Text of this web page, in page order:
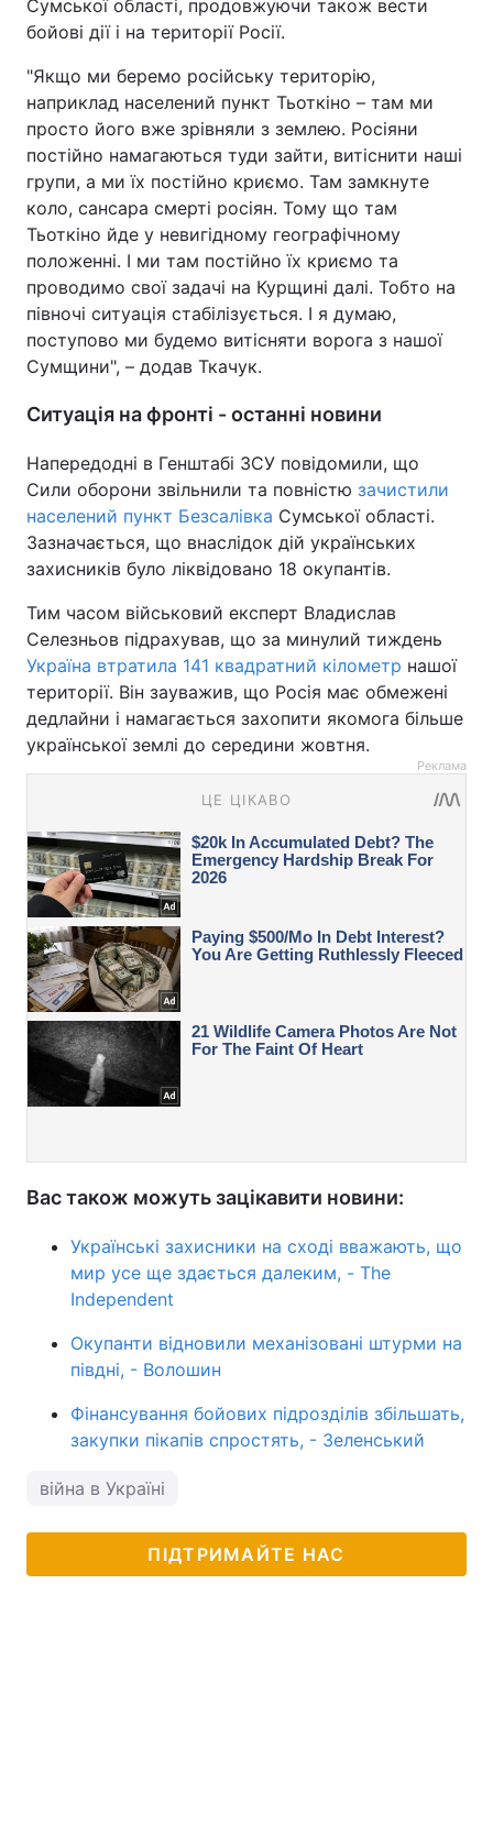
Сумської області, продовжуючи також вести
бойові дії і на території Росії.
"Якщо ми беремо російську територію,
наприклад населений пункт Тьоткіно – там ми
просто його вже зрівняли з землею. Росіяни
постійно намагаються туди зайти, витіснити наші
групи, а ми їх постійно криємо. Там замкнуте
коло, сансара смерті росіян. Тому що там
Тьоткіно йде у невигідному географічному
положенні. І ми там постійно їх криємо та
проводимо свої задачі на Курщині далі. Тобто на
півночі ситуація стабілізується. І я думаю,
поступово ми будемо витісняти ворога з нашої
Сумщини", – додав Ткачук.
Ситуація на фронті - останні новини
Напередодні в Генштабі ЗСУ повідомили, що
Сили оборони звільнили та повністю зачистили
населений пункт Безсалівка Сумської області.
Зазначається, що внаслідок дій українських
захисників було ліквідовано 18 окупантів.
Тим часом військовий експерт Владислав
Селезньов підрахував, що за минулий тиждень
Україна втратила 141 квадратний кілометр нашої
території. Він зауважив, що Росія має обмежені
дедлайни і намагається захопити якомога більше
української землі до середини жовтня.
Реклама
Вас також можуть зацікавити новини:
Українські захисники на сході вважають, що
мир усе ще здається далеким, - The
Independent
Окупанти відновили механізовані штурми на
півдні, - Волошин
Фінансування бойових підрозділів збільшать,
закупки пікапів спростять, - Зеленський
війна в Україні
ПІДТРИМАЙТЕ НАС